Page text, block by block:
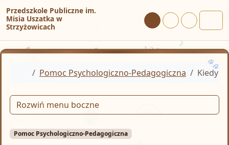
Przejdź do treści
Przejdź do stopki
Przedszkole Publiczne im.
Misia Uszatka w
Strzyżowicach
Tryb dzienny
Tryb nocny
Tryb
Home
Pomoc Psychologiczno-Pedagogiczna Kiedy z
Pomoc Psychologiczno-Pedagogiczna
Rozwiń menu boczne